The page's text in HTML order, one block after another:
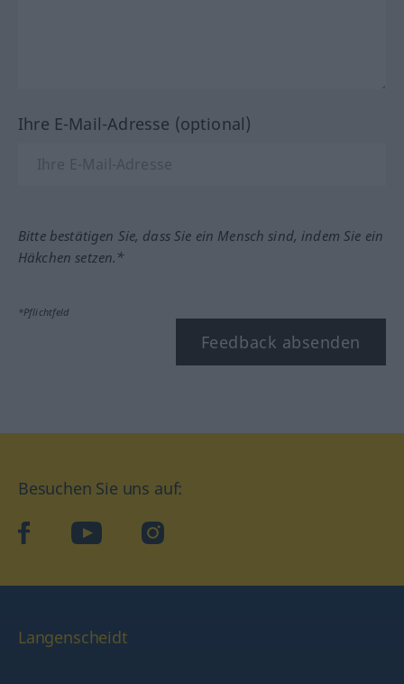
Ihre E-Mail-Adresse (optional)
Bitte bestätigen Sie, dass Sie ein Mensch sind, indem Sie ein
Häkchen setzen.*
*Pflichtfeld
Feedback absenden
Besuchen Sie uns auf:
facebookYouTube Instagram
Langenscheidt